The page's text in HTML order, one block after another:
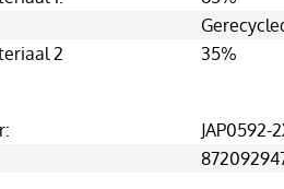
2
35%
JAP0592-